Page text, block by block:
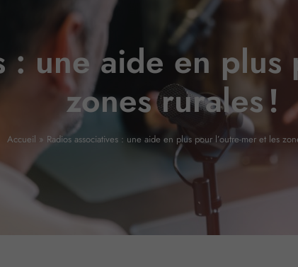
: une aide en plus
zones rurales !
Accueil » Radios associatives : une aide en plus pour l’outre-mer et les